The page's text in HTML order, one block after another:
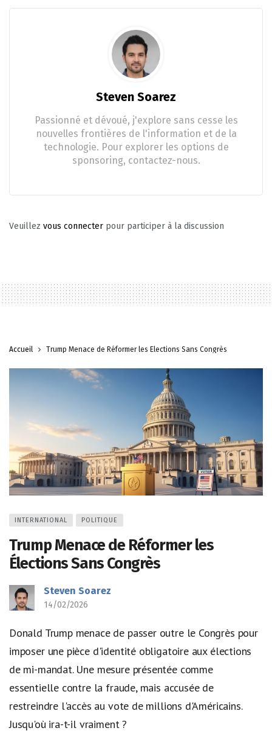
Steven Soarez
Passionné et dévoué, j'explore sans cesse les
nouvelles frontières de l'information et de la
technologie. Pour explorer les options de
sponsoring, contactez-nous.
Veuillez vous connecter pour participer à la discussion
Accueil Trump Menace de Réformer les Élections Sans Congrès
INTERNATIONAL POLITIQUE
Trump Menace de Réformer les
Élections Sans Congrès
Steven Soarez
14/02/2026
Donald Trump menace de passer outre le Congrès pour
imposer une pièce d'identité obligatoire aux élections
de mi-mandat. Une mesure présentée comme
essentielle contre la fraude, mais accusée de
restreindre l'accès au vote de millions d'Américains.
Jusqu'où ira-t-il vraiment ?